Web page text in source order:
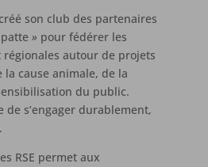
son club des partenaires
patte» pour fédérer les
autour de projets
cause animale, de la
du public.
de s’engager durablement,
RSE permet aux